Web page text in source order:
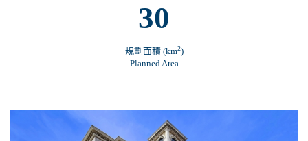
30
規劃面積 (km2)
Planned Area